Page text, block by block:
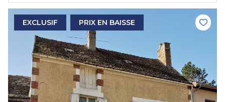
EXCLUSIF PRIX EN BAISSE